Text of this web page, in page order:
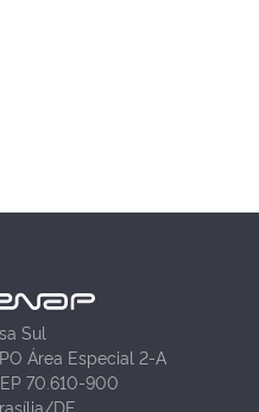
Sul
Área Especial 2-A
70.610-900
DF